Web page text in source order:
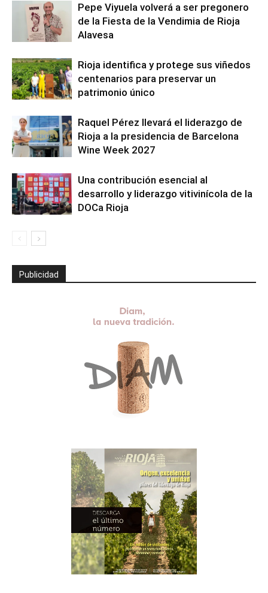
Pepe Viyuela volverá a ser pregonero
de la Fiesta de la Vendimia de Rioja
Alavesa
Rioja identifica y protege sus viñedos
centenarios para preservar un
patrimonio único
Raquel Pérez llevará el liderazgo de
Rioja a la presidencia de Barcelona
Wine Week 2027
Una contribución esencial al
desarrollo y liderazgo vitivinícola de la
DOCa Rioja
Publicidad